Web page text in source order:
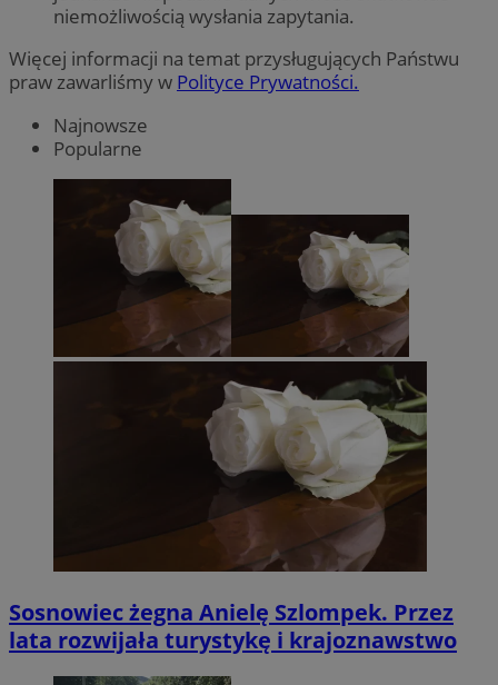
niemożliwością wysłania zapytania.
Więcej informacji na temat przysługujących Państwu
praw zawarliśmy w Polityce Prywatności.
Najnowsze
Popularne
Sosnowiec żegna Anielę Szlompek. Przez
lata rozwijała turystykę i krajoznawstwo